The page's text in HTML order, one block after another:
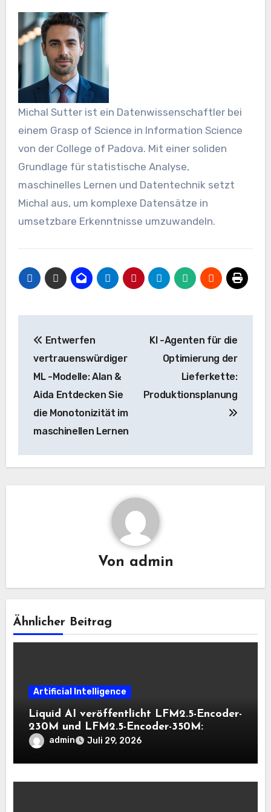
Michal Sutter ist ein Datenwissenschaftler bei
einem Grasp of Science in Information Science
von der College of Padova. Mit einer soliden
Grundlage für statistische Analyse,
maschinelles Lernen und Datentechnik setzt
Michal aus, um komplexe Datensätze in
umsetzbare Erkenntnisse umzuwandeln.
Navigation
Entwerfen
vertrauenswürdiger
ML -Modelle: Alan &
Aida Entdecken Sie
die Monotonizität im
maschinellen Lernen
KI -Agenten für die
Optimierung der
Lieferkette:
Produktionsplanung
Von admin
Ähnlicher Beitrag
Artificial Intelligence
Liquid AI veröffentlicht LFM2.5-Encoder-
230M und LFM2.5-Encoder-350M:
Bidirektionale Encoder, die bei 8K-
Kontext auf der CPU schnell bleiben
admin Juli 29, 2026